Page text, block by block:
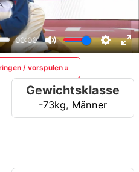
/ vorspulen »
Gewichtsklasse
-73kg, Männer